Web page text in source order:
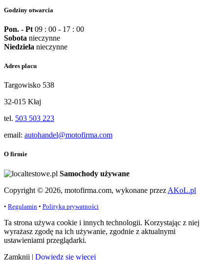
Godziny otwarcia
Pon. - Pt 09 : 00 - 17 : 00
Sobota nieczynne
Niedziela nieczynne
Adres placu
Targowisko 538
32-015 Kłaj
tel. 503 503 223
email: autohandel@motofirma.com
O firmie
Samochody używane
Copyright © 2026, motofirma.com, wykonane przez AKoL.pl
• Regulamin • Polityka prywatności
Ta strona używa cookie i innych technologii. Korzystając z niej
wyrażasz zgodę na ich używanie, zgodnie z aktualnymi
ustawieniami przeglądarki.
Zamknij | Dowiedz się więcej